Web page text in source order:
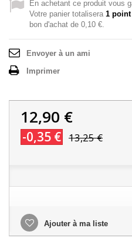
En achetant ce produit vous
Votre panier totalisera 1
bon d'achat de 0,10 €
Envoyer à un ami
Imprimer
12,90 €
-0,35 € 13,25 €
Ajouter à ma liste